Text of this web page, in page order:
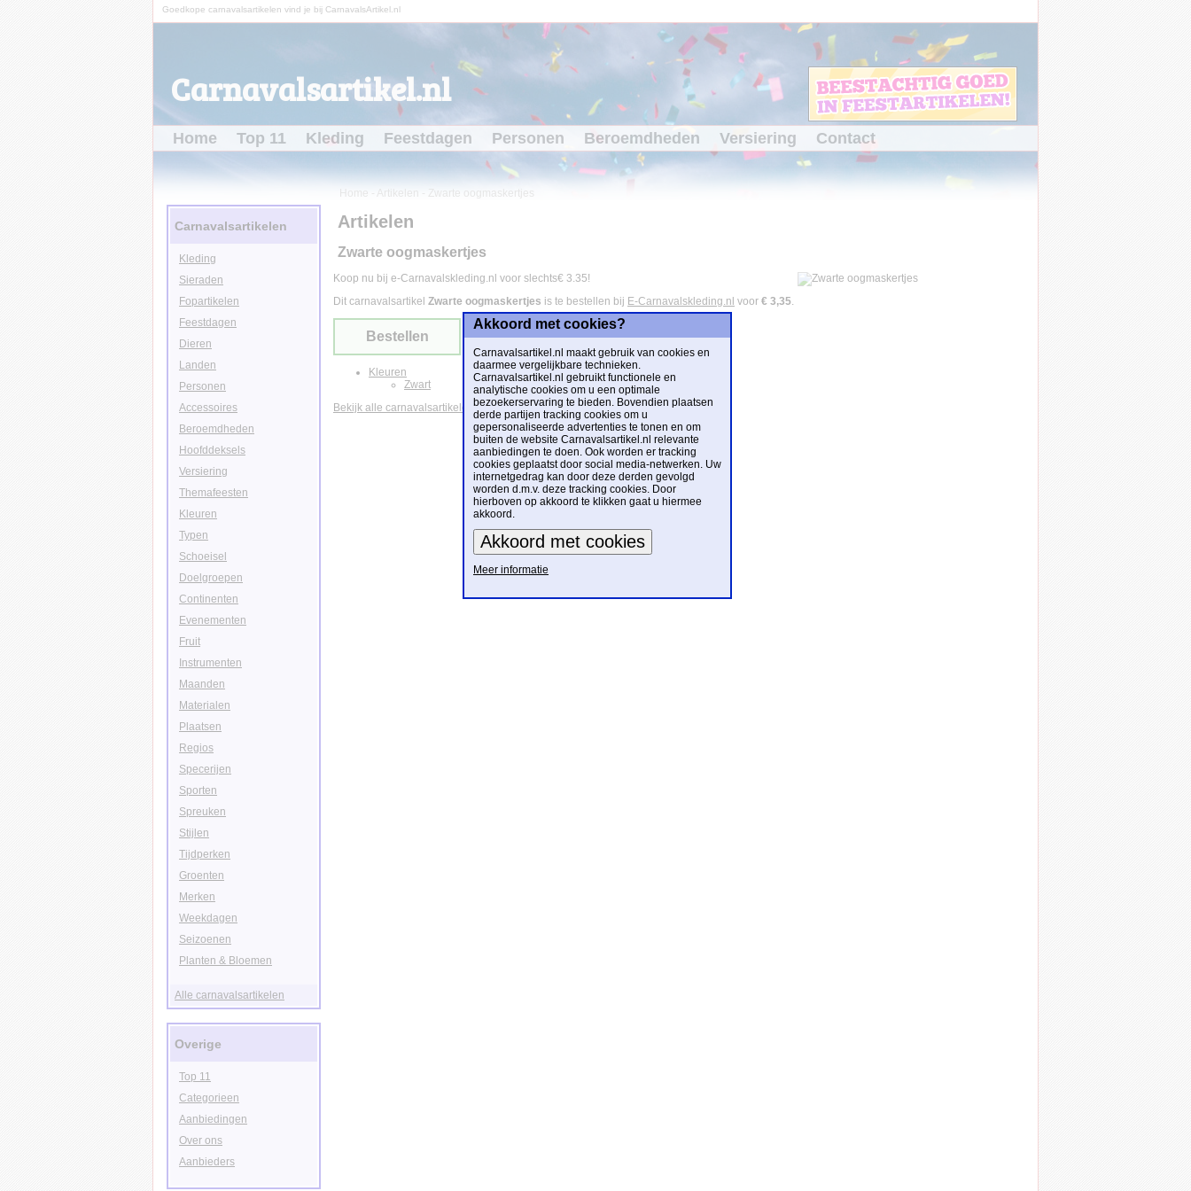
Goedkope carnavalsartikelen vind je bij CarnavalsArtikel.nl
Carnavalsartikel.nl
Home Top 11 Kleding Feestdagen Personen Beroemdheden Versiering Contact
Home Artikelen Zwarte oogmaskertjes
Artikelen
Zwarte oogmaskertjes
Koop nu bij e-Carnavalskleding.nl voor slechts€ 3.35!
Dit carnavalsartikel Zwarte oogmaskertjes is te bestellen bij E-Carnavalskleding.nl voor € 3,35.
Bestellen
Kleuren
Zwart
Bekijk alle carnavalsartikelen
Carnavalsartikelen
Kleding
Sieraden
Fopartikelen
Feestdagen
Dieren
Landen
Personen
Accessoires
Beroemdheden
Hoofddeksels
Versiering
Themafeesten
Kleuren
Typen
Schoeisel
Doelgroepen
Continenten
Evenementen
Fruit
Instrumenten
Maanden
Materialen
Plaatsen
Regios
Specerijen
Sporten
Spreuken
Stijlen
Tijdperken
Groenten
Merken
Weekdagen
Seizoenen
Planten & Bloemen
Alle carnavalsartikelen
Overige
Top 11
Categorieen
Aanbiedingen
Over ons
Aanbieders
Akkoord met cookies?
Carnavalsartikel.nl maakt gebruik van cookies en
daarmee vergelijkbare technieken.
Carnavalsartikel.nl gebruikt functionele en
analytische cookies om u een optimale
bezoekerservaring te bieden. Bovendien plaatsen
derde partijen tracking cookies om u
gepersonaliseerde advertenties te tonen en om
buiten de website Carnavalsartikel.nl relevante
aanbiedingen te doen. Ook worden er tracking
cookies geplaatst door social media-netwerken. Uw
internetgedrag kan door deze derden gevolgd
worden d.m.v. deze tracking cookies. Door
hierboven op akkoord te klikken gaat u hiermee
akkoord.
Meer informatie